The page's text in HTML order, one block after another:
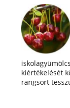
kiértékelését
rangsort